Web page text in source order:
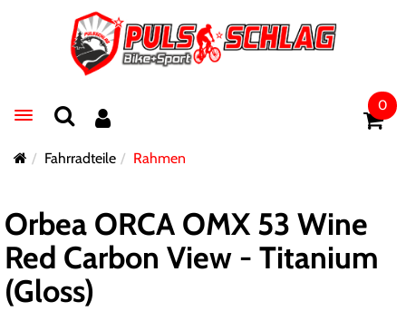
Toggle navigation
0
Fahrradteile Rahmen
Orbea ORCA OMX 53 Wine
Red Carbon View - Titanium
(Gloss)